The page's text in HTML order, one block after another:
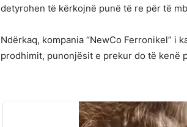
detyrohen të kërkojnë punë të re për të
Ndërkaq, kompania “NewCo Ferronikel”
prodhimit, punonjësit e prekur do të kenë